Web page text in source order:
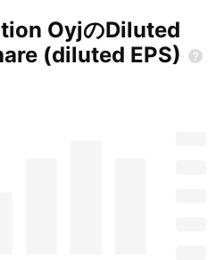
OyjのDiluted
(diluted EPS)